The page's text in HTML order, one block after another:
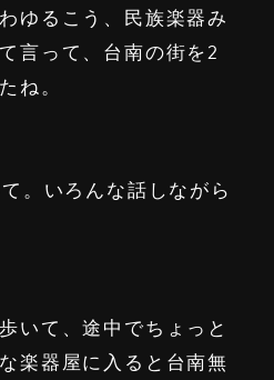
ゆるこう、民族楽器み
言って、台南の街を2
ね。
。いろんな話しながら
いて、途中でちょっと
楽器屋に入ると台南無